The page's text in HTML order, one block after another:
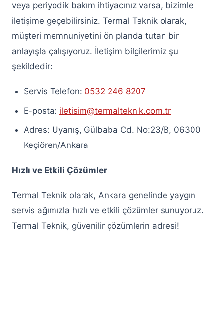
veya periyodik bakım ihtiyacınız varsa, bizimle
iletişime geçebilirsiniz. Termal Teknik olarak,
müşteri memnuniyetini ön planda tutan bir
anlayışla çalışıyoruz. İletişim bilgilerimiz şu
şekildedir:
Servis Telefon: 0532 246 8207
E-posta: iletisim@termalteknik.com.tr
Adres: Uyanış, Gülbaba Cd. No:23/B, 06300
Keçiören/Ankara
Hızlı ve Etkili Çözümler
Termal Teknik olarak, Ankara genelinde yaygın
servis ağımızla hızlı ve etkili çözümler sunuyoruz.
Termal Teknik, güvenilir çözümlerin adresi!